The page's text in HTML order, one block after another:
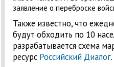
Также известно, что
будут обходить по 10
разрабатывается схема
ресурс Российский Диалог.